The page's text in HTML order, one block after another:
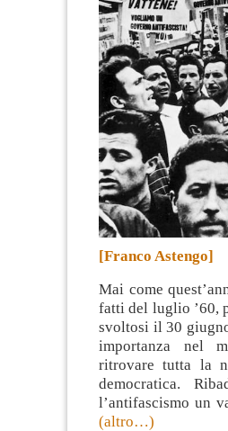
[Franco Astengo]
Mai come
fatti del luglio ’60,
svoltosi il 30
importanza nel
ritrovare tutta la
democratica.
l’antifascismo un
(altro…)